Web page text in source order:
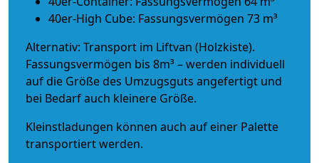
40er-High Cube: Fassungsvermögen 73 m³
Alternativ: Transport im Liftvan (Holzkiste).
Fassungsvermögen bis 8m³ – werden individuell
auf die Größe des Umzugsguts angefertigt und
bei Bedarf auch kleinere Größe.
Kleinstladungen können auch auf einer Palette
transportiert werden.